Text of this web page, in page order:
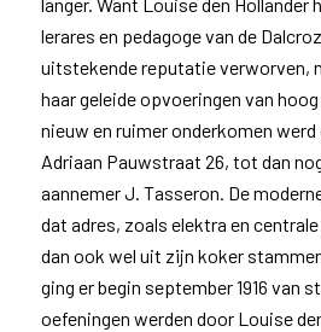
lerares en pedagoge van de
uitstekende reputatie verworven,
haar geleide opvoeringen van
nieuw en ruimer onderkomen werd
Adriaan Pauwstraat 26, tot dan
aannemer J. Tasseron. De
dat adres, zoals elektra en
dan ook wel uit zijn koker
ging er begin september 1916 van
oefeningen werden door Louise